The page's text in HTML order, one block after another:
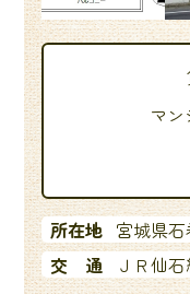
マ
所在地 宮城県
交 通
ＪＲ仙